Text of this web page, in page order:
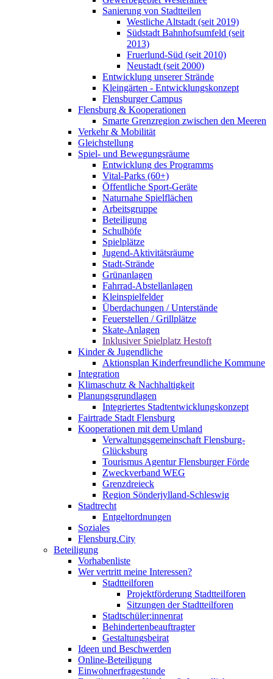
Sanierung von Stadtteilen
Westliche Altstadt (seit 2019)
Südstadt Bahnhofsumfeld (seit
2013)
Fruerlund-Süd (seit 2010)
Neustadt (seit 2000)
Entwicklung unserer Strände
Kleingärten - Entwicklungskonzept
Flensburger Campus
Flensburg & Kooperationen
Smarte Grenzregion zwischen den Meeren
Verkehr & Mobilität
Gleichstellung
Spiel- und Bewegungsräume
Entwicklung des Programms
Vital-Parks (60+)
Öffentliche Sport-Geräte
Naturnahe Spielflächen
Arbeitsgruppe
Beteiligung
Schulhöfe
Spielplätze
Jugend-Aktivitätsräume
Stadt-Strände
Grünanlagen
Fahrrad-Abstellanlagen
Kleinspielfelder
Überdachungen / Unterstände
Feuerstellen / Grillplätze
Skate-Anlagen
Inklusiver Spielplatz Hestoft
Kinder & Jugendliche
Aktionsplan Kinderfreundliche Kommune
Integration
Klimaschutz & Nachhaltigkeit
Planungsgrundlagen
Integriertes Stadtentwicklungskonzept
Fairtrade Stadt Flensburg
Kooperationen mit dem Umland
Verwaltungsgemeinschaft Flensburg-
Glücksburg
Tourismus Agentur Flensburger Förde
Zweckverband WEG
Grenzdreieck
Region Sönderjylland-Schleswig
Stadtrecht
Entgeltordnungen
Soziales
Flensburg.City
Beteiligung
Vorhabenliste
Wer vertritt meine Interessen?
Stadtteilforen
Projektförderung Stadtteilforen
Sitzungen der Stadtteilforen
Stadtschüler:innenrat
Behindertenbeauftragter
Gestaltungsbeirat
Ideen und Beschwerden
Online-Beteiligung
Einwohnerfragestunde